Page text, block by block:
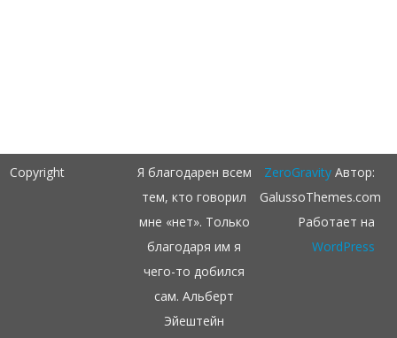
Copyright
Я благодарен всем
тем, кто говорил
мне «нет». Только
благодаря им я
чего-то добился
сам. Альберт
Эйештейн
ZeroGravityАвтор:
GalussoThemes.com
Работает на
WordPress